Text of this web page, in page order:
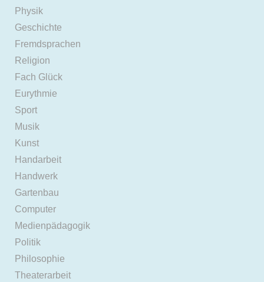
Physik
Geschichte
Fremdsprachen
Religion
Fach Glück
Eurythmie
Sport
Musik
Kunst
Handarbeit
Handwerk
Gartenbau
Computer
Medienpädagogik
Politik
Philosophie
Theaterarbeit